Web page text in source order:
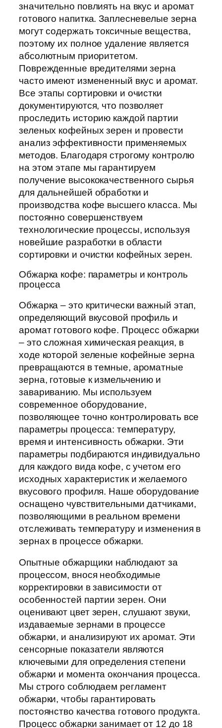
значительно повлиять на вкус и аромат
готового напитка. Заплесневелые зерна
могут содержать токсичные вещества,
поэтому их полное удаление является
абсолютным приоритетом.
Поврежденные вредителями зерна
часто имеют измененный вкус и аромат.
Все этапы сортировки и очистки
документируются, что позволяет
проследить историю каждой партии
зеленых кофейных зерен и провести
анализ эффективности применяемых
методов. Благодаря строгому контролю
на этом этапе мы гарантируем
получение высококачественного сырья
для дальнейшей обработки и
производства кофе высшего класса. Мы
постоянно совершенствуем
технологические процессы, используя
новейшие разработки в области
сортировки и очистки кофейных зерен.
Обжарка кофе: параметры и контроль
процесса
Обжарка – это критически важный этап,
определяющий вкусовой профиль и
аромат готового кофе. Процесс обжарки
– это сложная химическая реакция, в
ходе которой зеленые кофейные зерна
превращаются в темные, ароматные
зерна, готовые к измельчению и
завариванию. Мы используем
современное оборудование,
позволяющее точно контролировать все
параметры процесса: температуру,
время и интенсивность обжарки. Эти
параметры подбираются индивидуально
для каждого вида кофе, с учетом его
исходных характеристик и желаемого
вкусового профиля. Наше оборудование
оснащено чувствительными датчиками,
позволяющими в реальном времени
отслеживать температуру и изменения в
зернах в процессе обжарки.
Опытные обжарщики наблюдают за
процессом, внося необходимые
корректировки в зависимости от
особенностей партии зерен. Они
оценивают цвет зерен, слушают звуки,
издаваемые зернами в процессе
обжарки, и анализируют их аромат. Эти
сенсорные показатели являются
ключевыми для определения степени
обжарки и момента окончания процесса.
Мы строго соблюдаем регламент
обжарки, чтобы гарантировать
постоянство качества готового продукта.
Процесс обжарки занимает от 12 до 18